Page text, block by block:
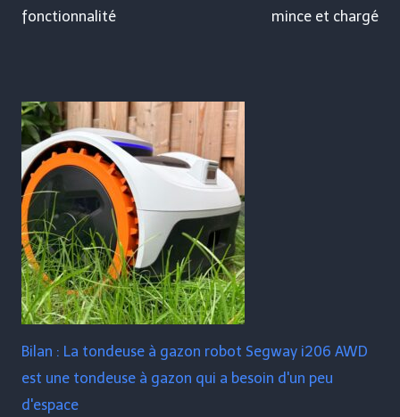
fonctionnalité
mince et chargé
Bilan : La tondeuse à gazon robot Segway i206 AWD
est une tondeuse à gazon qui a besoin d'un peu
d'espace